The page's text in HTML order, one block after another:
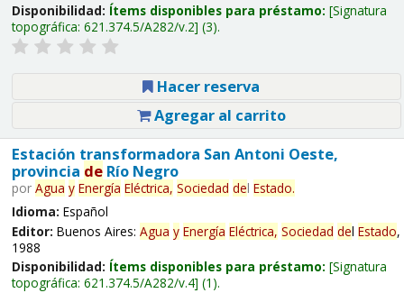
Disponibilidad: Ítems disponibles para préstamo: Signatura
topográfica: 621.374.5/A282/v.2 (3).
Hacer reserva
Agregar al carrito
Estación transformadora San Antoni Oeste,
provincia deRío Negro
por Agua y Energía Eléctrica, Sociedad del Estado.
Idioma: Español
Editor: Buenos Aires: Agua y Energía Eléctrica, Sociedad del Estado,
1988
Disponibilidad: Ítems disponibles para préstamo: Signatura
topográfica: 621.374.5/A282/v.4 (1).